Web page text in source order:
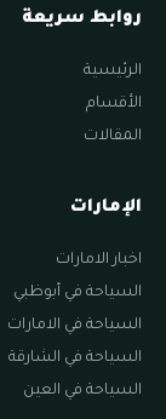
روابط سريعة
الرئيسية
الأقسام
المقالات
الإمارات
اخبار الامارات
السياحة في أبوظبي
السياحة في الامارات
السياحة في الشارقة
السياحة في العين